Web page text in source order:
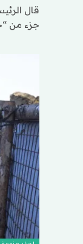
قال
جزء من